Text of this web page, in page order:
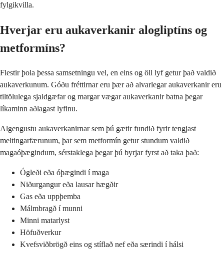
fylgikvilla.
Hverjar eru aukaverkanir alogliptíns og
metformíns?
Flestir þola þessa samsetningu vel, en eins og öll lyf getur það valdið
aukaverkunum. Góðu fréttirnar eru þær að alvarlegar aukaverkanir eru
tiltölulega sjaldgæfar og margar vægar aukaverkanir batna þegar
líkaminn aðlagast lyfinu.
Algengustu aukaverkanirnar sem þú gætir fundið fyrir tengjast
meltingarfærunum, þar sem metformín getur stundum valdið
magaóþægindum, sérstaklega þegar þú byrjar fyrst að taka það:
Ógleði eða óþægindi í maga
Niðurgangur eða lausar hægðir
Gas eða uppþemba
Málmbragð í munni
Minni matarlyst
Höfuðverkur
Kvefsviðbrögð eins og stíflað nef eða særindi í hálsi